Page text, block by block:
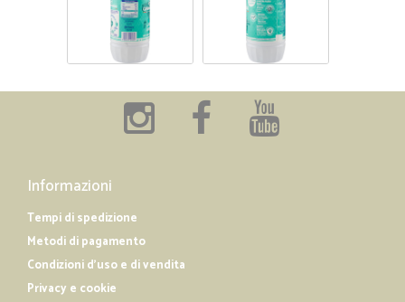
Informazioni
Tempi di spedizione
Metodi di pagamento
Condizioni d'uso e di vendita
Privacy e cookie